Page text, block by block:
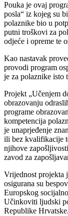
Pouka je ovaj
posla“ iz kojeg su
polaznike bio u
putni troškovi za
odjeće i opreme te
Kao nastavak
provodi program
je za polaznike isto
Projekt „Učenjem
obrazovanju
programe
kompetencija
je unaprjeđenje
ili bez kvalifikacije
njihove
zavod za
Vrijednost projekta
osigurana su
Europskog
Učinkoviti ljudski
Republike Hrvatske.